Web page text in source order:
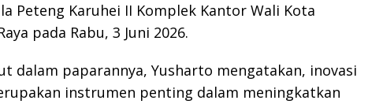
Peteng Karuhei II Komplek Kantor Wali Kota
pada Rabu, 3 Juni 2026.
dalam paparannya, Yusharto mengatakan, inovasi
instrumen penting dalam meningkatkan